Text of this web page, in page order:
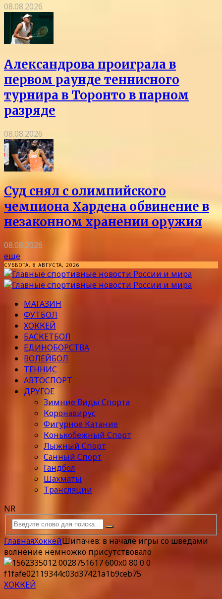
08.08.2026
Александрова проиграла в
первом раунде теннисного
турнира в Торонто в парном
разряде
08.08.2026
Суд снял с олимпийского
чемпиона Хардена обвинение в
незаконном хранении оружия
08.08.2026
еще
СУББОТА, 8 АВГУСТА, 2026
МАГАЗИН
ФУТБОЛ
ХОККЕЙ
БАСКЕТБОЛ
ЕДИНОБОРСТВА
ВОЛЕЙБОЛ
ТЕННИС
АВТОСПОРТ
ДРУГОЕ
Зимние Виды Спорта
Коронавирус
Фигурное Катание
Конькобежный Спорт
Лыжный Спорт
Санный Спорт
Гандбол
Шахматы
Трансляции
NR
ГлавнаяХоккейШипачев: в начале игры со шведами
волнение немножко присутствовало
ХОККЕЙ